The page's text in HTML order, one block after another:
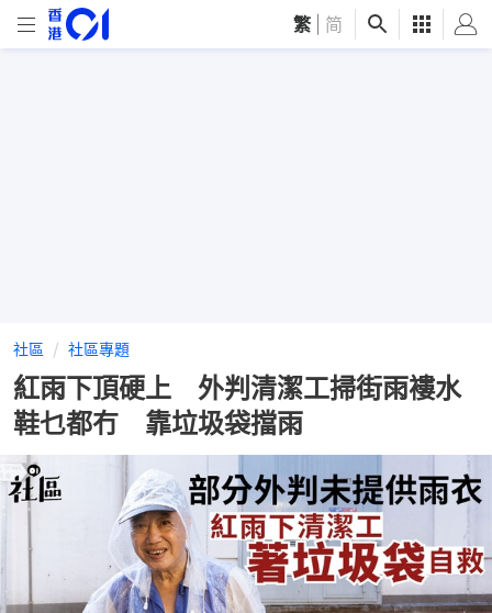
繁 简
社區 社區專題
紅雨下頂硬上 外判清潔工掃街雨褸水
鞋乜都冇 靠垃圾袋擋雨